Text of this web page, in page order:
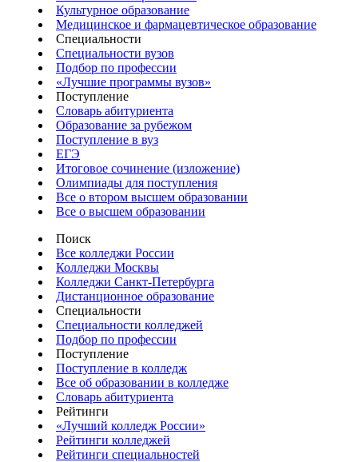
Культурное образование
Медицинское и фармацевтическое образование
Специальности
Специальности вузов
Подбор по профессии
«Лучшие программы вузов»
Поступление
Словарь абитуриента
Образование за рубежом
Поступление в вуз
ЕГЭ
Итоговое сочинение (изложение)
Олимпиады для поступления
Все о втором высшем образовании
Все о высшем образовании
Поиск
Все колледжи России
Колледжи Москвы
Колледжи Санкт-Петербурга
Дистанционное образование
Специальности
Специальности колледжей
Подбор по профессии
Поступление
Поступление в колледж
Все об образовании в колледже
Словарь абитуриента
Рейтинги
«Лучший колледж России»
Рейтинги колледжей
Рейтинги специальностей